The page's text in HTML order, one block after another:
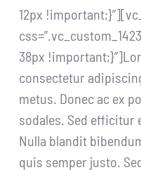
12px
38px
consectetur
metus. Donec ac ex
sodales. Sed efficitur
Nulla blandit
quis semper justo.